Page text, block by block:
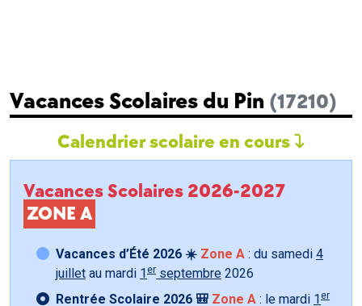
Vacances Scolaires du Pin (17210)
Calendrier scolaire en cours
Vacances Scolaires 2026-2027
ZONE A
Vacances d’Été 2026 ☀️ Zone A : du samedi 4
juillet au mardi 1 er septembre 2026
Rentrée Scolaire 2026 🎒 Zone A : le mardi 1 er